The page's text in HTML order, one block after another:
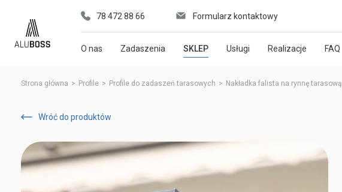
78 472 88 66 Formularz kontaktowy
O nas Zadaszenia SKLEP Usługi Realizacje FAQ
Strona główna > Profile > Profile do zadaszeń tarasowych > Nakładka falista na rynnę tarasową
Wróć do produktów